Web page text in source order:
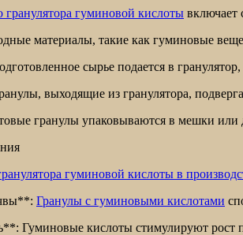
гуминовой кислоты включает
материалы, такие как гуминовые
сырье подается в
выходящие из гранулятора,
гранулы упаковываются в мешки или
гуминовой кислоты в
Гранулы с гуминовыми кислотами
Гуминовые кислоты стимулируют рост